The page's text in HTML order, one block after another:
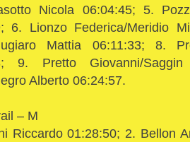
Nicola 06:04:45; 5.
6. Lionzo Federica/Meridio
Mattia 06:11:33; 8.
9. Pretto Giovanni/
Alberto 06:24:57.
– M
Riccardo 01:28:50; 2. Bellon